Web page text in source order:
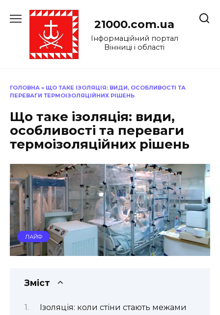
до
21000.com.ua
Інформаційний портал
Вінниці і області
ГОЛОВНА » ЩО ТАКЕ ІЗОЛЯЦІЯ: ВИДИ, ОСОБЛИВОСТІ ТА
ПЕРЕВАГИ ТЕРМОІЗОЛЯЦІЙНИХ РІШЕНЬ
Що таке ізоляція: види,
особливості та переваги
термоізоляційних рішень
ЛАЙФ
Зміст
Ізоляція: коли стіни стають межами